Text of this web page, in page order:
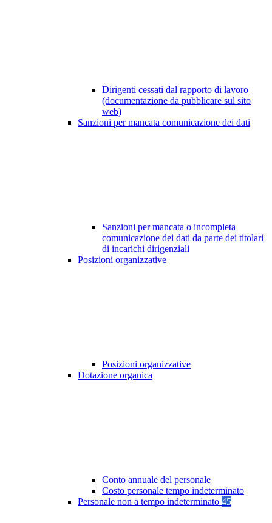
Dirigenti cessati dal rapporto di lavoro
(documentazione da pubblicare sul sito
web)
Sanzioni per mancata comunicazione dei dati
Sanzioni per mancata o incompleta
comunicazione dei dati da parte dei titolari
di incarichi dirigenziali
Posizioni organizzative
Posizioni organizzative
Dotazione organica
Conto annuale del personale
Costo personale tempo indeterminato
Personale non a tempo indeterminato 45